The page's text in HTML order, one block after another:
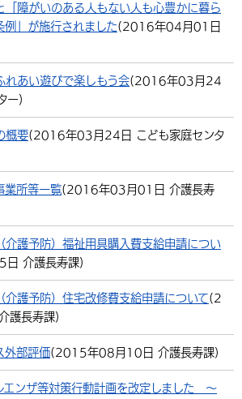
「障がいのある人もない人も心豊かに暮ら
例」が施行されました(2016年04月01日
れあい遊びで楽しもう会(2016年03月24
ー)
概要(2016年03月24日 こども家庭センタ
業所等一覧(2016年03月01日 介護長寿
介護予防）福祉用具購入費支給申請につい
日 介護長寿課)
介護予防）住宅改修費支給申請について(2
護長寿課)
外部評価(2015年08月10日 介護長寿課)
エンザ等対策行動計画を改定しました 〜